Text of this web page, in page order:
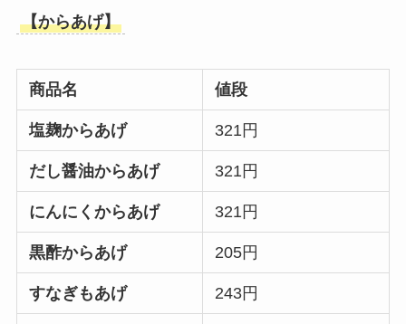
【からあげ】
商品名 値段
塩麹からあげ 321円
だし醤油からあげ 321円
にんにくからあげ 321円
黒酢からあげ 205円
すなぎもあげ 243円